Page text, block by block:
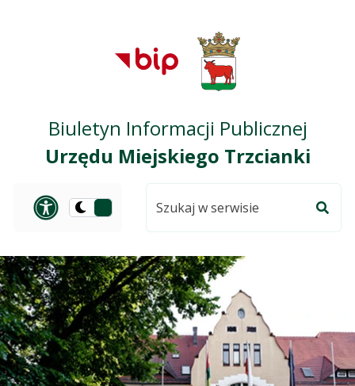
Przejdź do
głównego menu
Przejdź do treści
Przejdź do mapy
serwisu
Biuletyn Informacji Publicznej
Urzędu Miejskiego Trzcianki
Panel dostosowania
Przełącz
ciemną
serwisie